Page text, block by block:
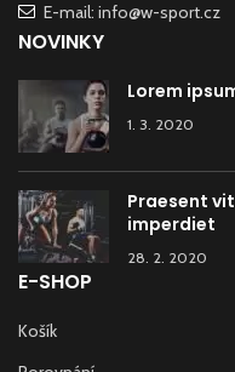
E-mail: info@w-sport.cz
NOVINKY
Lorem
1. 3. 2020
Praesent
imperdiet
28. 2. 2020
E-SHOP
Košík